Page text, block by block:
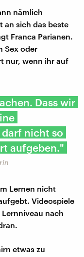
nämlich
an sich das beste
Franca Parianen.
Sex oder
nur, wenn ihr auf
Dass wir
nicht so
aufgeben."
Lernen nicht
Videospiele
nach
etwas zu